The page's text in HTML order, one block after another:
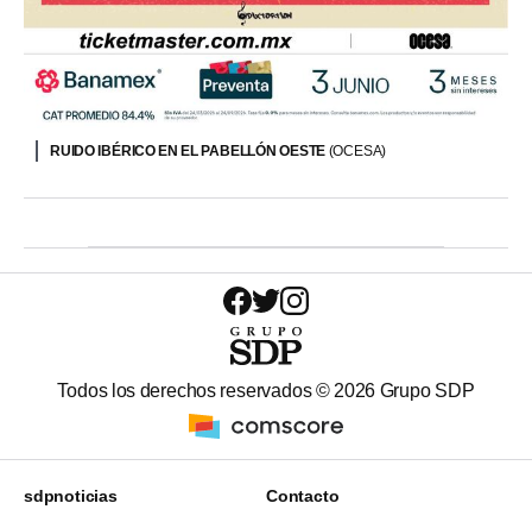
RUIDO IBÉRICO EN EL PABELLÓN OESTE (OCESA)
Todos los derechos reservados © 2026 Grupo SDP
sdpnoticias Contacto